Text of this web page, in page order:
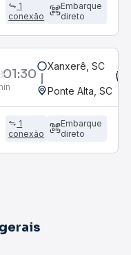
1
conexão
Embarque
direto
01:30 Xanxerê, SC
Ponte Alta, SC
1
conexão
Embarque
direto